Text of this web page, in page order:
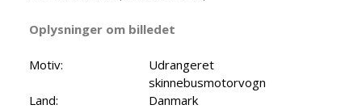
Oplysninger om billedet
Motiv:
Udrangeret
skinnebusmotorvogn
Land:
Danmark